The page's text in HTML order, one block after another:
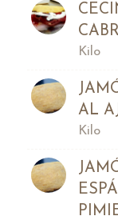
Kilo
AL
Kilo